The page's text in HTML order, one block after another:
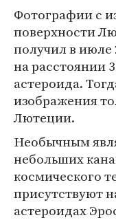
Фотографии с
поверхности
получил в июле
на расстоянии
астероида.
изображения
Лютеции.
Необычным
небольших
космического
присутствуют
астероидах